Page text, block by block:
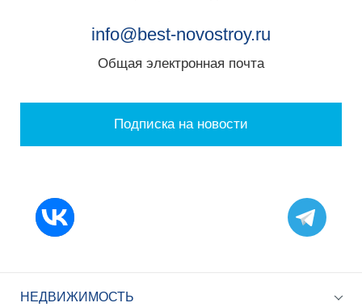
info@best-novostroy.ru
Общая электронная почта
Подписка на новости
НЕДВИЖИМОСТЬ